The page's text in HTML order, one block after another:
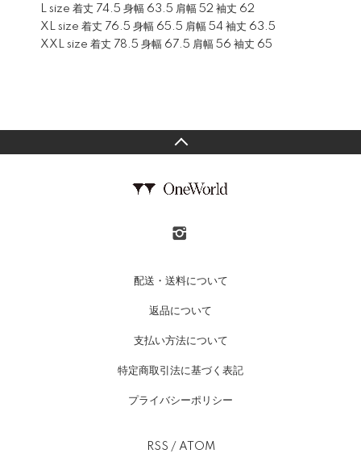
L size 着丈 74.5 身幅 63.5 肩幅 52 袖丈 62
XL size 着丈 76.5 身幅 65.5 肩幅 54 袖丈 63.5
XXL size 着丈 78.5 身幅 67.5 肩幅 56 袖丈 65
配送・送料について
返品について
支払い方法について
特定商取引法に基づく表記
プライバシーポリシー
RSS / ATOM